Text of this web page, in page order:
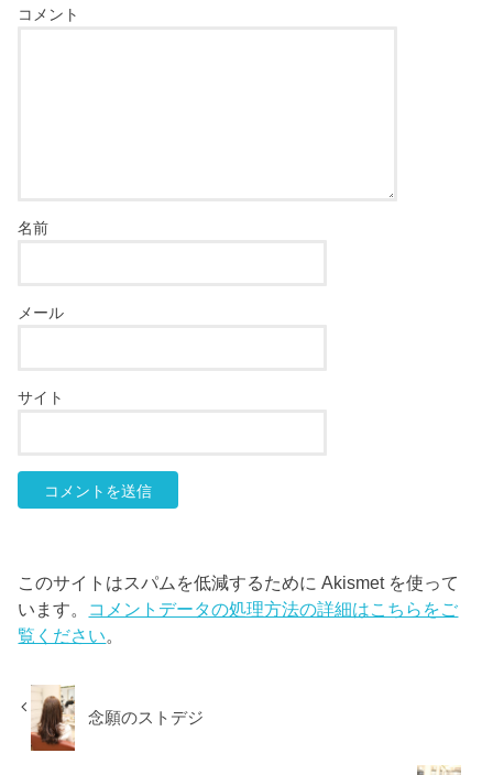
コメント
名前
メール
サイト
このサイトはスパムを低減するために Akismet を使って
います。 コメントデータの処理方法の詳細はこちらをご
覧ください。
念願のストデジ